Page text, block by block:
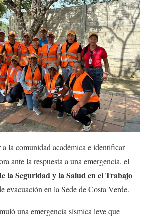
la comunidad académica e identificar
ante la respuesta a una emergencia, el
la Seguridad y la Salud en el Trabajo
evacuación en la Sede de Costa Verde.
una emergencia sísmica leve que